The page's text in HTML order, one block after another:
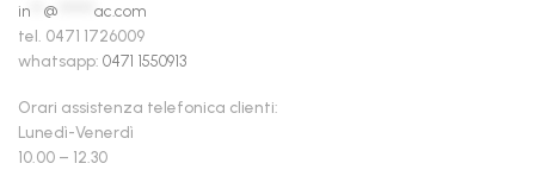
in @
ac.com
tel. 0471 1726009
whatsapp: 0471 1550913
Orari assistenza telefonica clienti:
Lunedì-Venerdì
10.00 – 12.30